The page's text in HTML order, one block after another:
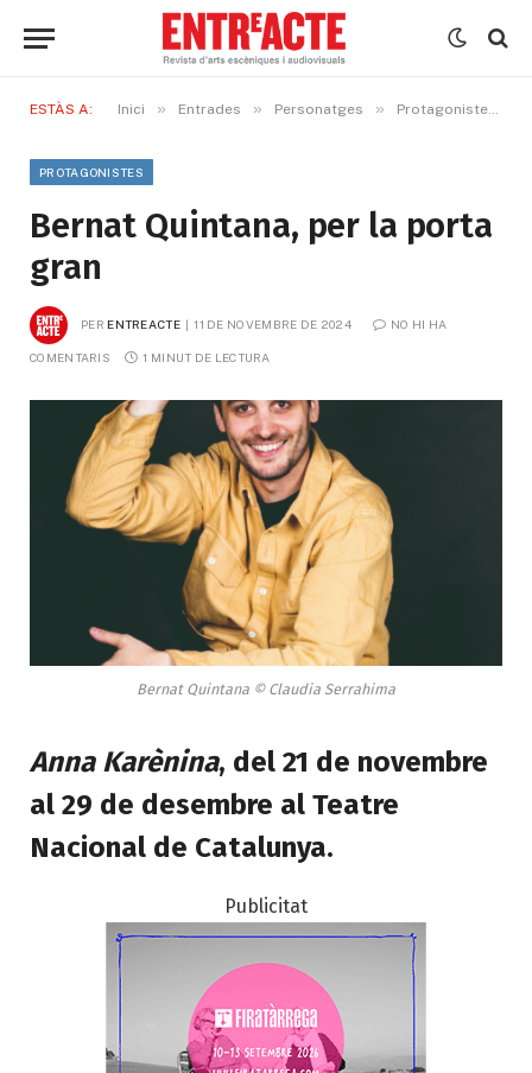
ESTÀS A: Inici » Entrades » Personatges » Protagonistes
PROTAGONISTES
Bernat Quintana, per la porta
gran
PER ENTREACTE 11 DE NOVEMBRE DE 2024 NO HI HA
COMENTARIS 1 MINUT DE LECTURA
Bernat Quintana © Claudia Serrahima
Anna Karènina, del 21 de novembre
al 29 de desembre al Teatre
Nacional de Catalunya.
Publicitat